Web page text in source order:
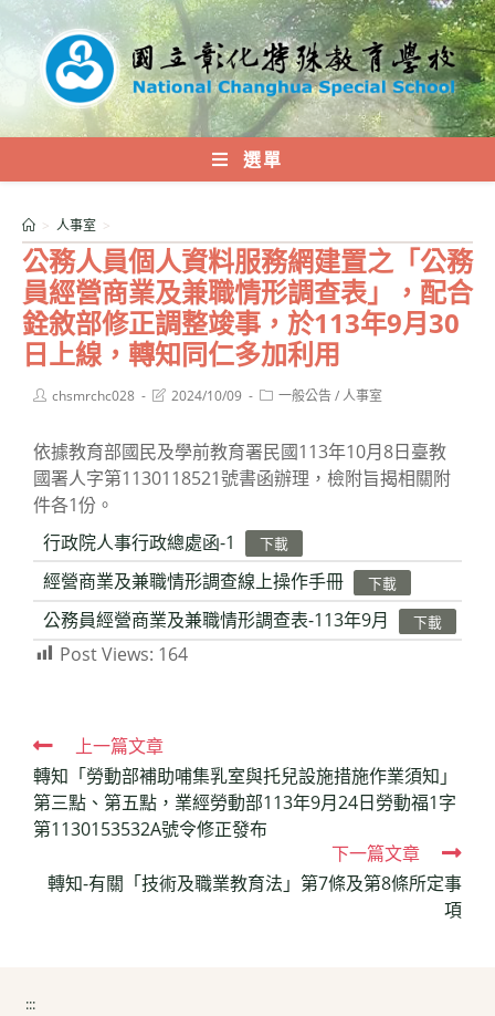
內
選單
公務人員個人資料服務網建置之「公務
員經營商業及兼職情形調查表」，配合
銓敘部修正調整竣事，於113年9月30
日上線，轉知同仁多加利用
> 人事室 >
Postchsmrchc028
Post2024/10/09
Post一般公告/人事室
依據教育部國民及學前教育署民國113年10月8日臺教
國署人字第1130118521號書函辦理，檢附旨揭相關附
件各1份。
行政院人事行政總處函-1
下載
經營商業及兼職情形調查線上操作手冊 下載
公務員經營商業及兼職情形調查表-113年9月 下載
Post Views: 164
Read
more
articles
上一篇文章
轉知「勞動部補助哺集乳室與托兒設施措施作業須知」
第三點、第五點，業經勞動部113年9月24日勞動福1字
第1130153532A號令修正發布
下一篇文章
轉知-有關「技術及職業教育法」第7條及第8條所定事
項
:::